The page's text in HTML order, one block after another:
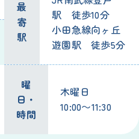
最
寄
駅
駅 徒歩10分
小田急線向ヶ丘
遊園駅 徒歩5分
曜
日・
時間
木曜日
10:00〜11:30